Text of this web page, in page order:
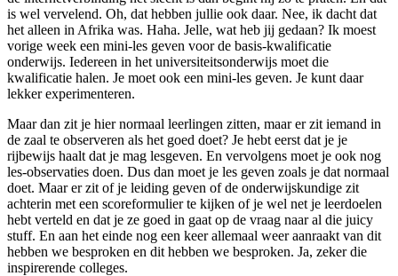
is wel vervelend. Oh, dat hebben jullie ook daar. Nee, ik dacht dat
het alleen in Afrika was. Haha. Jelle, wat heb jij gedaan? Ik moest
vorige week een mini-les geven voor de basis-kwalificatie
onderwijs. Iedereen in het universiteitsonderwijs moet die
kwalificatie halen. Je moet ook een mini-les geven. Je kunt daar
lekker experimenteren.
Maar dan zit je hier normaal leerlingen zitten, maar er zit iemand in
de zaal te observeren als het goed doet? Je hebt eerst dat je je
rijbewijs haalt dat je mag lesgeven. En vervolgens moet je ook nog
les-observaties doen. Dus dan moet je les geven zoals je dat normaal
doet. Maar er zit of je leiding geven of de onderwijskundige zit
achterin met een scoreformulier te kijken of je wel net je leerdoelen
hebt verteld en dat je ze goed in gaat op de vraag naar al die juicy
stuff. En aan het einde nog een keer allemaal weer aanraakt van dit
hebben we besproken en dit hebben we besproken. Ja, zeker die
inspirerende colleges.